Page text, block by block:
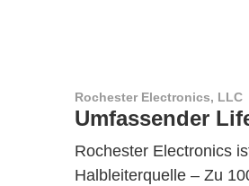
Rochester Electronics, LLC
Umfassender
Rochester Electronics
Halbleiterquelle – Zu